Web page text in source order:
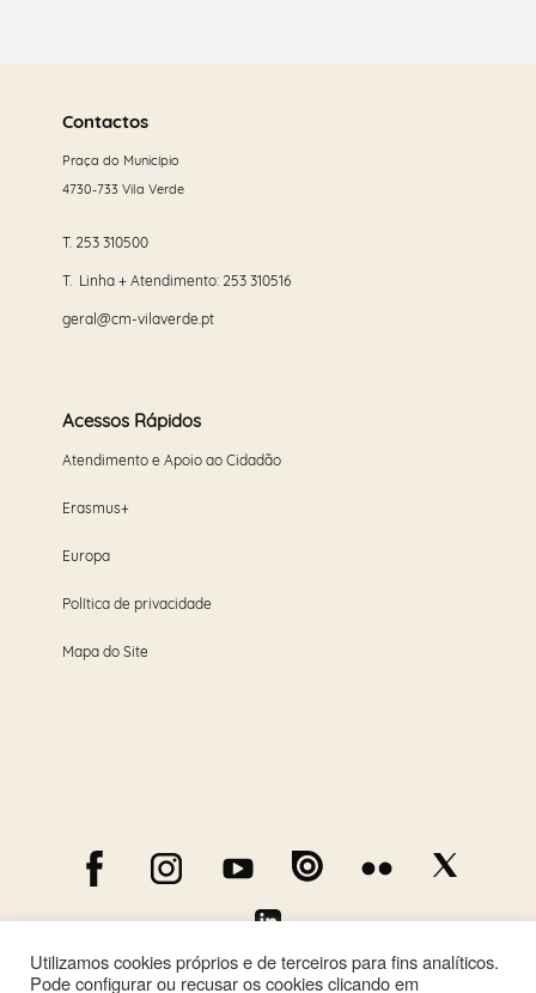
maisContactos
Praça do Município
4730-733 Vila Verde
T. 253 310500
T. Linha + Atendimento: 253 310516
geral@cm-vilaverde.pt
Acessos Rápidos
Atendimento e Apoio ao Cidadão
Erasmus+
Europa
Política de privacidade
Mapa do Site
Utilizamos cookies próprios e de terceiros para fins analíticos.
Pode configurar ou recusar os cookies clicando em